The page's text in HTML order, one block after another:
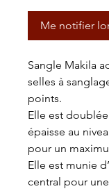
Me notifier
Sangle Makila
selles à
points.
Elle est
épaisse au
pour un
Elle est munie
central pour